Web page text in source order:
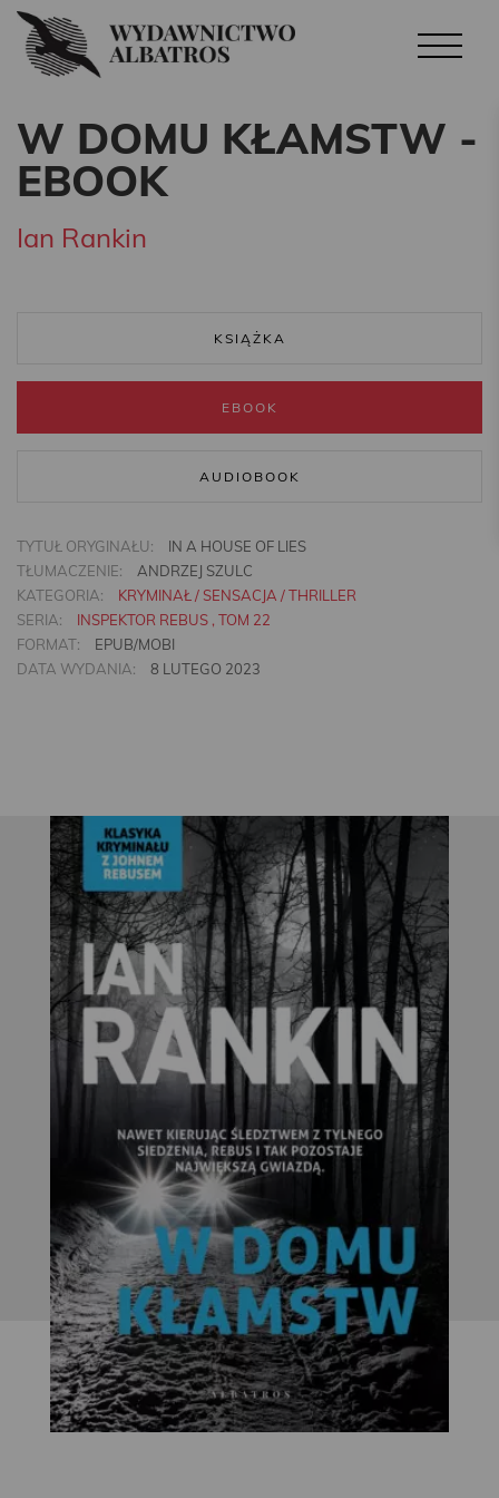
W DOMU KŁAMSTW -
EBOOK
Ian Rankin
KSIĄŻKA
EBOOK
AUDIOBOOK
TYTUŁ ORYGINAŁU:
IN A HOUSE OF LIES
TŁUMACZENIE:
ANDRZEJ SZULC
KATEGORIA:
KRYMINAŁ / SENSACJA / THRILLER
SERIA:
INSPEKTOR REBUS , TOM 22
FORMAT:
EPUB/MOBI
DATA WYDANIA:
8 LUTEGO 2023